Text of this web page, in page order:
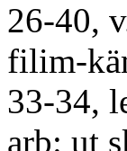
26-40,
filim-
33-34,
arb: ut